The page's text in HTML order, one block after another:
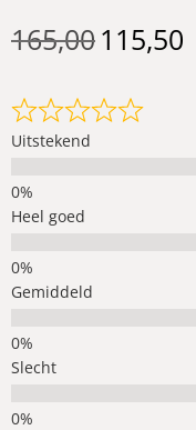
165,00115,50
Uitstekend
Heel goed
Gemiddeld
Slecht